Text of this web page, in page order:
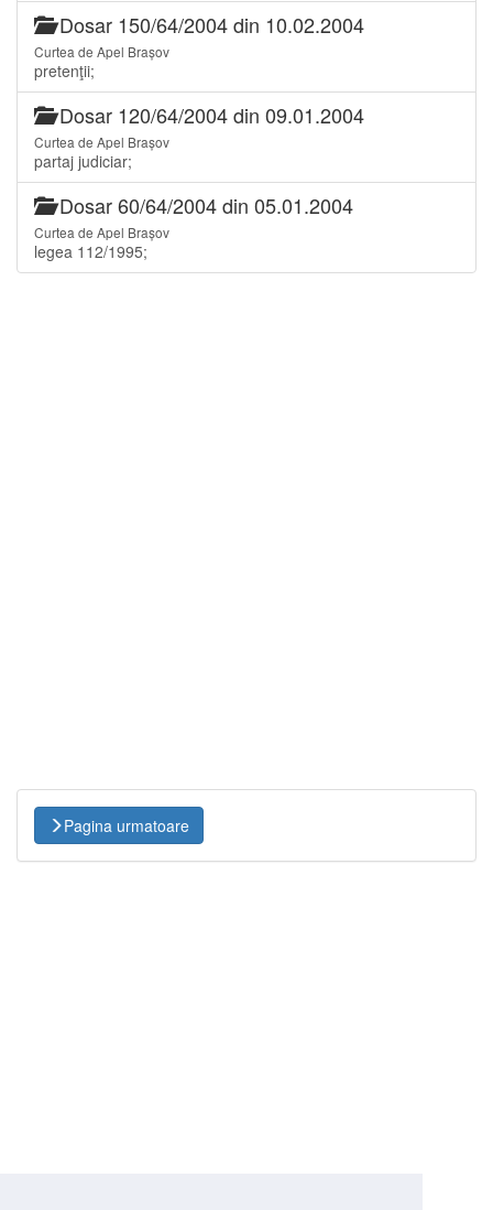
Dosar 150/64/2004 din 10.02.2004
Curtea de Apel Brașov
pretenţii;
Dosar 120/64/2004 din 09.01.2004
Curtea de Apel Brașov
partaj judiciar;
Dosar 60/64/2004 din 05.01.2004
Curtea de Apel Brașov
legea 112/1995;
Pagina urmatoare